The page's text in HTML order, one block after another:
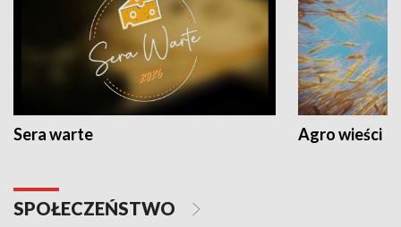
Sera warte Agro wieści
SPOŁECZEŃSTWO